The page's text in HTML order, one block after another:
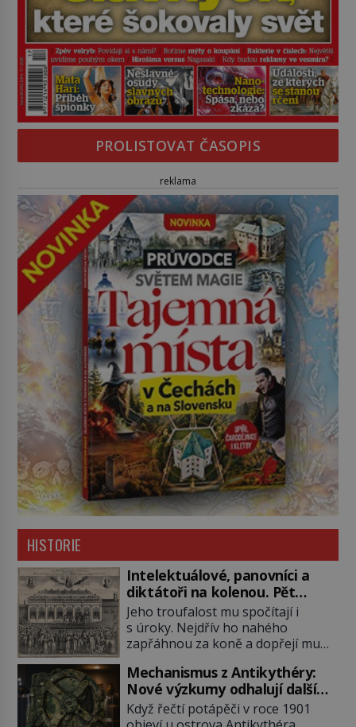
PROLISTOVAT ČASOPIS
reklama
HISTORIE
Intelektuálové, panovníci a
diktátoři na kolenou. Pět
posledních okamžiků před
popravou
Jeho troufalost mu spočítají i
s úroky. Nejdřív ho nahého
zapřáhnou za koně a dopřejí mu
Když ho pak věší, myslí si, že útrapy
skončily. Těsně předtím, než ztratí
vědomí ho odříznou a začnou jeho
tělo zbavovat orgánů. Chvíli ještě
Mechanismus z Antikythéry:
Nové výzkumy odhalují další
překvapení o starověkém
počítači
Když řečtí potápěči v roce 1901